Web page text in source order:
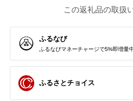
この返礼品の取扱
ふるなび
ふるなびマネーチャージで5%即増量中
ふるさとチョイス